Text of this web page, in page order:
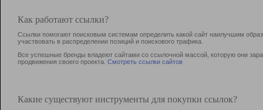
Как работают ссылки?
Ссылки помогают поисковым системам определить какой сайт наилучшим
участвовать в раcпределении позиций и поискового трафика.
Все успешные бренды владеют сайтами со ссылочной массой, которую они
продвижения своего проекта. Смотреть ссылки сайтов
Какие существуют инструменты для покупки ссылок?